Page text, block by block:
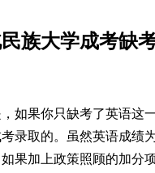
族大学成考缺
如果你只缺考了英语这
录取的。虽然英语成绩
果加上政策照顾的加分